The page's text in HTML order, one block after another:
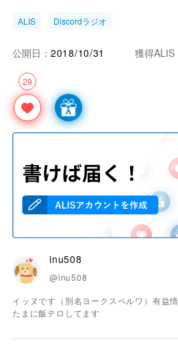
ALIS Discordラジオ
29
公開日： 2018/10/31 獲得ALIS
inu508
@inu508
イッヌです（別名ヨークスベルワ）有益
たまに飯テロしてます